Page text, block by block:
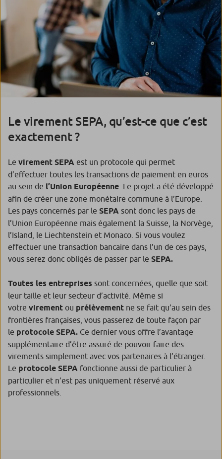
Le virement SEPA, qu’est-ce que c’est
exactement ?
Le virement SEPA est un protocole qui permet
d’effectuer toutes les transactions de paiement en euros
au sein de l’Union Européenne . Le projet a été développé
afin de créer une zone monétaire commune à l’Europe.
Les pays concernés par le SEPA sont donc les pays de
l’Union Européenne mais également la Suisse, la Norvège,
l’Island, le Liechtenstein et Monaco. Si vous voulez
effectuer une transaction bancaire dans l’un de ces pays,
vous serez donc obligés de passer par le SEPA.
Toutes les entreprises sont concernées, quelle que soit
leur taille et leur secteur d’activité. Même si
votre virement ou prélèvement ne se fait qu’au sein des
frontières françaises, vous passerez de toute façon par
le protocole SEPA. Ce dernier vous offre l’avantage
supplémentaire d’être assuré de pouvoir faire des
virements simplement avec vos partenaires à l’étranger.
Le protocole SEPA fonctionne aussi de particulier à
particulier et n’est pas uniquement réservé aux
professionnels.